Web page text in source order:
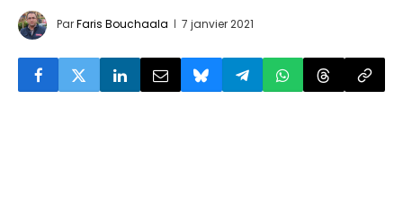
ParFaris Bouchaala 7 janvier 2021